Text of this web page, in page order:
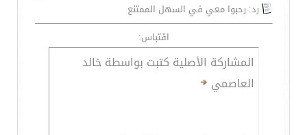
رد: رحبوا معي في السهل الممتنع
اقتباس:
المشاركة الأصلية كتبت بواسطة خالد
العاصمي